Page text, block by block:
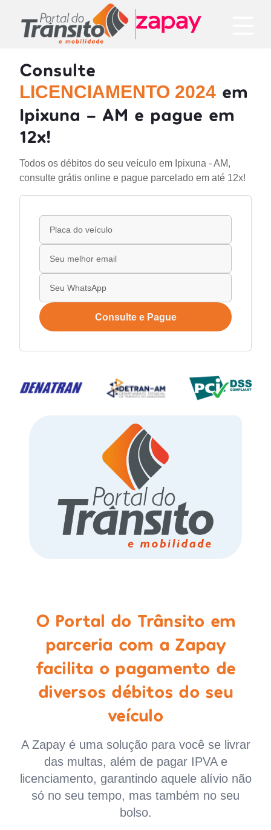
Consulte
LICENCIAMENTO 2024 em
Ipixuna - AM e pague em
12x!
Todos os débitos do seu veículo em Ipixuna - AM,
consulte grátis online e pague parcelado em até 12x!
Consulte e Pague
O Portal do Trânsito em
parceria com a Zapay
facilita o pagamento de
diversos débitos do seu
veículo
A Zapay é uma solução para você se livrar
das multas, além de pagar IPVA e
licenciamento, garantindo aquele alívio não
só no seu tempo, mas também no seu
bolso.